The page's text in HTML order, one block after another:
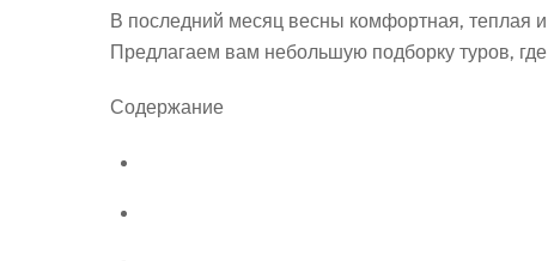
В последний месяц весны комфортная, теплая
Предлагаем вам небольшую подборку туров,
Содержание